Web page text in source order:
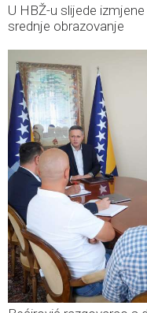
U HBŽ-u slijede
srednje obrazovanje